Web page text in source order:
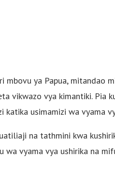
mbovu ya Papua, mitandao
vikwazo vya kimantiki. Pia
katika usimamizi wa vyama
na tathmini kwa
wa vyama vya ushirika na